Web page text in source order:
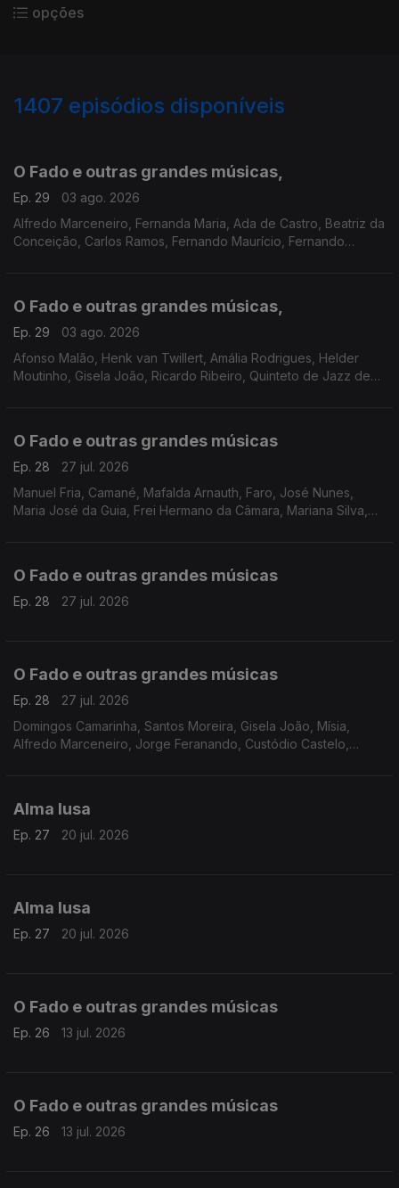
opções
1407 episódios disponíveis
O Fado e outras grandes músicas,
Ep. 29
03 ago. 2026
Alfredo Marceneiro, Fernanda Maria, Ada de Castro, Beatriz da
Conceição, Carlos Ramos, Fernando Maurício, Fernando
O Fado e outras grandes músicas,
Ep. 29
03 ago. 2026
Afonso Malão, Henk van Twillert, Amália Rodrigues, Helder
Moutinho, Gisela João, Ricardo Ribeiro, Quinteto de Jazz de
O Fado e outras grandes músicas
Ep. 28
27 jul. 2026
Manuel Fria, Camané, Mafalda Arnauth, Faro, José Nunes,
Maria José da Guia, Frei Hermano da Câmara, Mariana Silva,
O Fado e outras grandes músicas
Ep. 28 27 jul. 2026
O Fado e outras grandes músicas
Ep. 28
27 jul. 2026
Domingos Camarinha, Santos Moreira, Gisela João, Mísia,
Alfredo Marceneiro, Jorge Feranando, Custódio Castelo,
Alma lusa
Ep. 27 20 jul. 2026
Alma lusa
Ep. 27 20 jul. 2026
O Fado e outras grandes músicas
Ep. 26 13 jul. 2026
O Fado e outras grandes músicas
Ep. 26 13 jul. 2026